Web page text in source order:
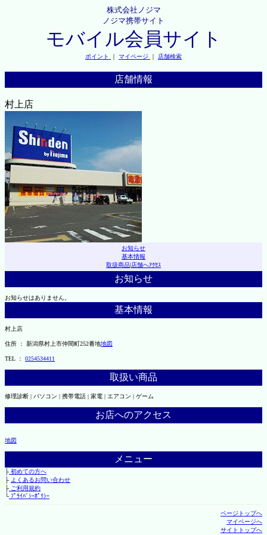
株式会社ノジマ
ノジマ携帯サイト
モバイル会員サイト
ポイント ｜ マイページ ｜ 店舗検索
店舗情報
村上店
お知らせ
基本情報
取扱商品|店舗へｱｸｾｽ
お知らせ
お知らせはありません。
基本情報
村上店
住所 ： 新潟県村上市仲間町252番地地図
TEL ： 0254534411
取扱い商品
修理診断 | パソコン | 携帯電話 | 家電 | エアコン | ゲーム
お店へのアクセス
地図
メニュー
├初めての方へ
├ よくあるお問い合わせ
├ご利用規約
└ﾌﾟﾗｲﾊﾞｼｰﾎﾟﾘｼｰ
ページトップへ
マイページへ
サイトトップへ